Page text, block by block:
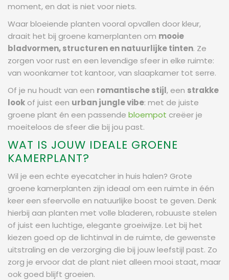
moment, en dat is niet voor niets.
Waar bloeiende planten vooral opvallen door kleur,
draait het bij groene kamerplanten om mooie
bladvormen, structuren en natuurlijke tinten. Ze
zorgen voor rust en een levendige sfeer in elke ruimte:
van woonkamer tot kantoor, van slaapkamer tot serre.
Of je nu houdt van een romantische stijl, een strakke
look of juist een urban jungle vibe: met de juiste
groene plant én een passende bloempot creëer je
moeiteloos de sfeer die bij jou past.
WAT IS JOUW IDEALE GROENE
KAMERPLANT?
Wil je een echte eyecatcher in huis halen? Grote
groene kamerplanten zijn ideaal om een ruimte in één
keer een sfeervolle en natuurlijke boost te geven. Denk
hierbij aan planten met volle bladeren, robuuste stelen
of juist een luchtige, elegante groeiwijze. Let bij het
kiezen goed op de lichtinval in de ruimte, de gewenste
uitstraling en de verzorging die bij jouw leefstijl past. Zo
zorg je ervoor dat de plant niet alleen mooi staat, maar
ook goed blijft groeien.